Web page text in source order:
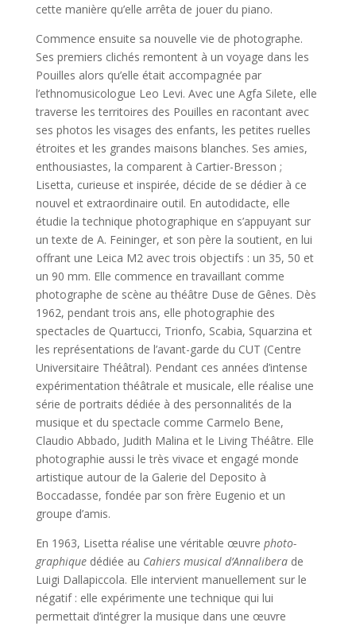
cette manière qu’elle arrêta de jouer du piano.
Commence ensuite sa nouvelle vie de photographe.
Ses premiers clichés remontent à un voyage dans les
Pouilles alors qu’elle était accompagnée par
l’ethnomusicologue Leo Levi. Avec une Agfa Silete, elle
traverse les territoires des Pouilles en racontant avec
ses photos les visages des enfants, les petites ruelles
étroites et les grandes maisons blanches. Ses amies,
enthousiastes, la comparent à Cartier-Bresson ;
Lisetta, curieuse et inspirée, décide de se dédier à ce
nouvel et extraordinaire outil. En autodidacte, elle
étudie la technique photographique en s’appuyant sur
un texte de A. Feininger, et son père la soutient, en lui
offrant une Leica M2 avec trois objectifs : un 35, 50 et
un 90 mm. Elle commence en travaillant comme
photographe de scène au théâtre Duse de Gênes. Dès
1962, pendant trois ans, elle photographie des
spectacles de Quartucci, Trionfo, Scabia, Squarzina et
les représentations de l’avant-garde du CUT (Centre
Universitaire Théâtral). Pendant ces années d’intense
expérimentation théâtrale et musicale, elle réalise une
série de portraits dédiée à des personnalités de la
musique et du spectacle comme Carmelo Bene,
Claudio Abbado, Judith Malina et le Living Théâtre. Elle
photographie aussi le très vivace et engagé monde
artistique autour de la Galerie del Deposito à
Boccadasse, fondée par son frère Eugenio et un
groupe d’amis.
En 1963, Lisetta réalise une véritable œuvre photo-
graphiquedédiée au Cahiers musical d’Annaliberade
Luigi Dallapiccola. Elle intervient manuellement sur le
négatif : elle expérimente une technique qui lui
permettait d’intégrer la musique dans une œuvre